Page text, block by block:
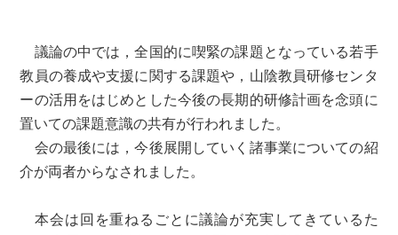
議論の中では，全国的に喫緊の課題となっている若手
教員の養成や支援に関する課題や，山陰教員研修センタ
ーの活用をはじめとした今後の長期的研修計画を念頭に
置いての課題意識の共有が行われました。
会の最後には，今後展開していく諸事業についての紹
介が両者からなされました。
本会は回を重ねるごとに議論が充実してきているた